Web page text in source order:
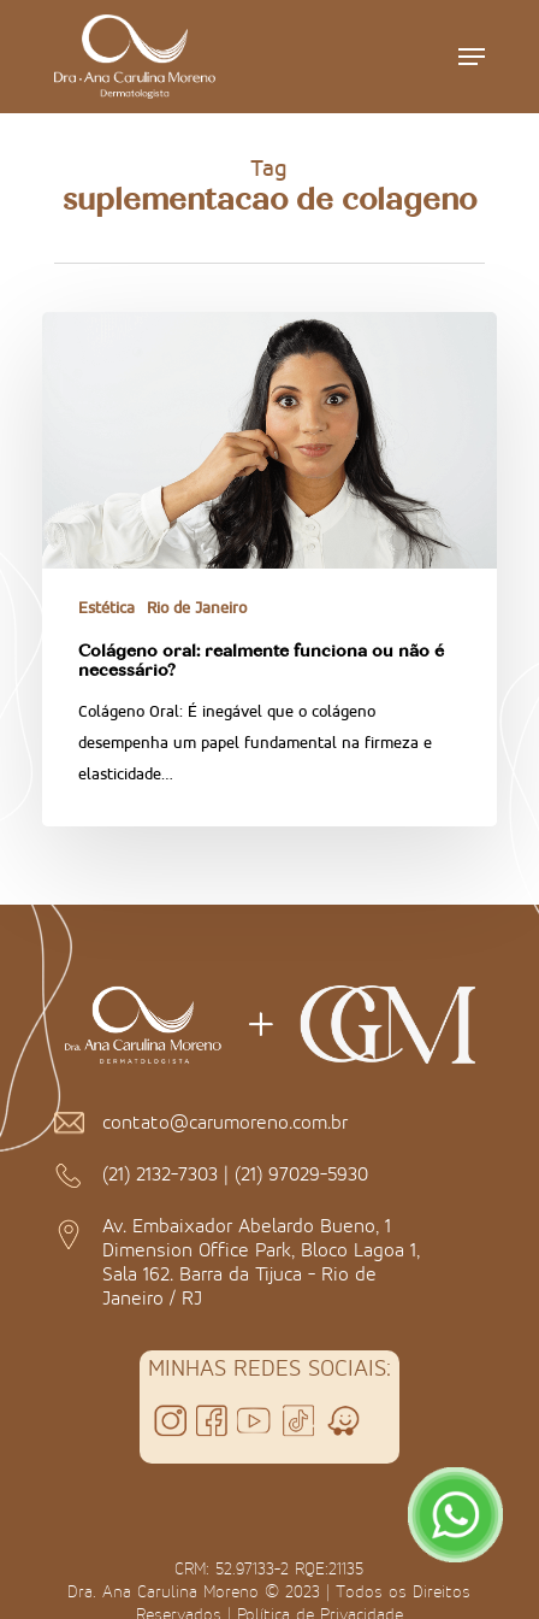
Menu
Tag
suplementacao de colageno
Estética Rio de Janeiro
Colágeno oral: realmente funciona ou não é
necessário?
Colágeno Oral: É inegável que o colágeno
desempenha um papel fundamental na firmeza e
elasticidade…
contato@carumoreno.com.br
(21) 2132-7303 | (21) 97029-5930
Av. Embaixador Abelardo Bueno, 1
Dimension Office Park, Bloco Lagoa 1,
Sala 162. Barra da Tijuca - Rio de
Janeiro / RJ
MINHAS REDES SOCIAIS:
CRM: 52.97133-2 RQE:21135
Dra. Ana Carulina Moreno © 2023 | Todos os Direitos